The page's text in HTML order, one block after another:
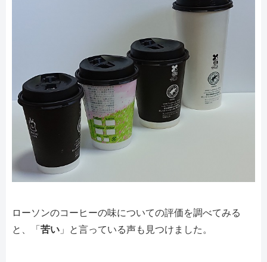
ローソンのコーヒーの味についての評価を調べてみる
と、「 苦い 」と言っている声も見つけました。